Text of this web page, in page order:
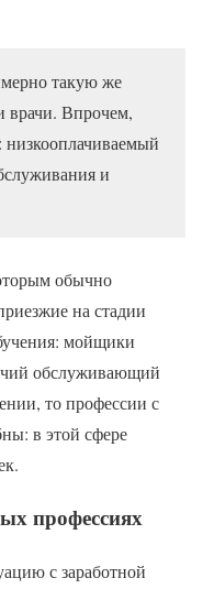
такую же
врачи. Впрочем,
низкооплачиваемый
и
обычно
на стадии
мойщики
обслуживающий
то профессии с
в этой сфере
профессиях
с заработной